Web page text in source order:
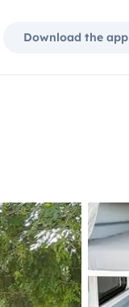
Download the app